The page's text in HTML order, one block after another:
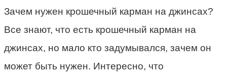
Зачем нужен крошечный карман на джинсах?
Все знают, что есть крошечный карман на
джинсах, но мало кто задумывался, зачем он
может быть нужен. Интересно, что